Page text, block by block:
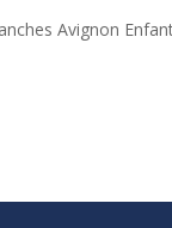
Avignon